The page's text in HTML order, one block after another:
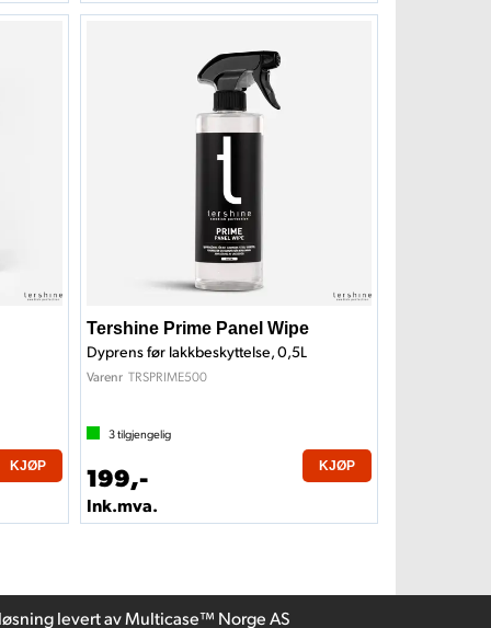
KJØP
Tershine Prime Panel Wipe
Dyprens før lakkbeskyttelse, 0,5L
Varenr TRSPRIME500
3tilgjengelig
199,-
Ink.mva.
KJØP
levert avMulticase™ Norge AS